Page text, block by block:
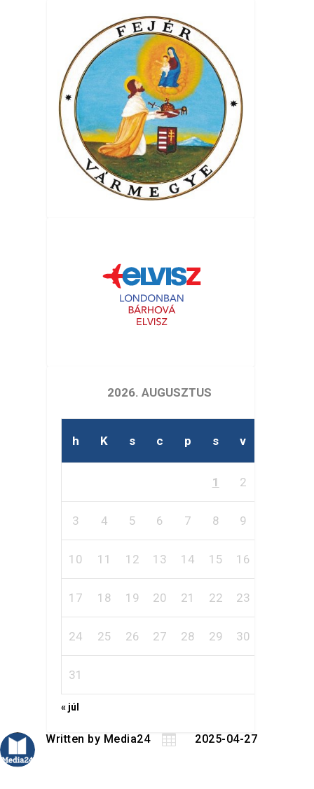
2026. AUGUSZTUS
h K s c p s v
1 2
3 4 5 6 7 8 9
10 11 12 13 14 15 16
17 18 19 20 21 22 23
24 25 26 27 28 29 30
31
« júl
Written by Media24  2025-04-27